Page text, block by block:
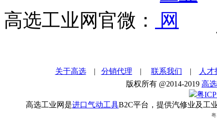
高选工业网官微：
关于高选| 分销代理 | 联系我们 |
人才
版权所有 @2014-2019 高
粤
高选工业网是进口气动工具B2C平台，提供汽修业及工